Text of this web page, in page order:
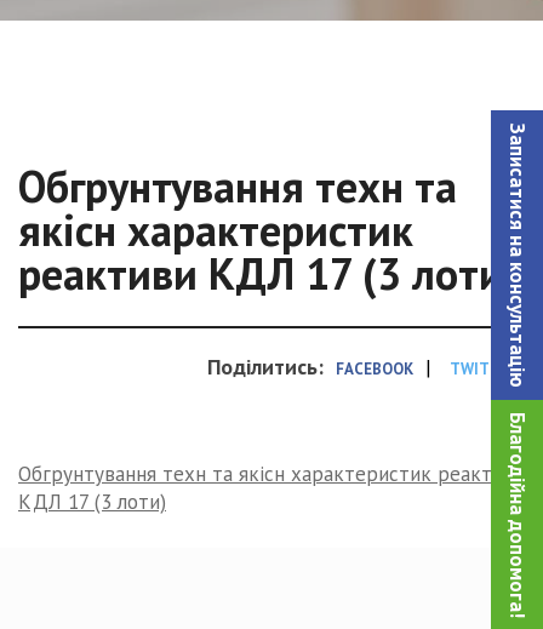
Записатися на консультацiю
Благодійна допомога!
Обгрунтування техн та
якісн характеристик
реактиви КДЛ 17 (3 лоти)
Поділитись: FACEBOOK | TWITTER
Обгрунтування техн та якісн характеристик реактиви
КДЛ 17 (3 лоти)